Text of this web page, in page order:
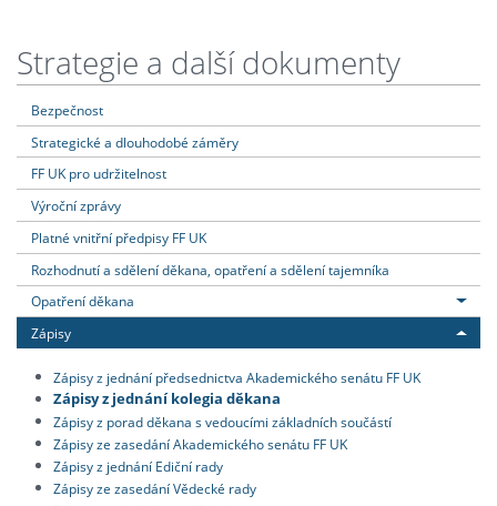
Strategie a další dokumenty
Bezpečnost
Strategické a dlouhodobé záměry
FF UK pro udržitelnost
Výroční zprávy
Platné vnitřní předpisy FF UK
Rozhodnutí a sdělení děkana, opatření a sdělení tajemníka
Opatření děkana
Zápisy
Zápisy z jednání předsednictva Akademického senátu FF UK
Zápisy z jednání kolegia děkana
Zápisy z porad děkana s vedoucími základních součástí
Zápisy ze zasedání Akademického senátu FF UK
Zápisy z jednání Ediční rady
Zápisy ze zasedání Vědecké rady